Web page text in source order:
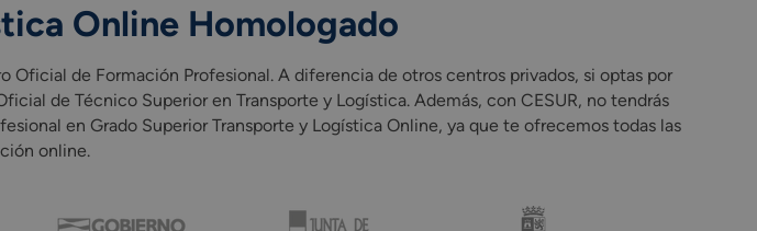
Autónoma).
como parte integrada del currículo del ciclo formativo.
la comunidad autónoma.
Online Homologado
de Formación Profesional. A diferencia de otros centros privados, si optas por
de Técnico Superior en Transporte y Logística. Además, con CESUR, no tendrás
en Grado Superior Transporte y Logística Online, ya que te ofrecemos todas las
online.